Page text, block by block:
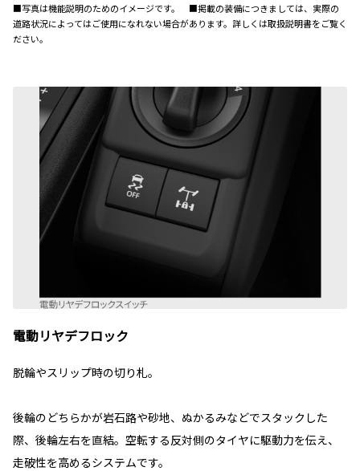
■写真は機能説明のためのイメージです。 ■掲載の装備につきましては、実際の
道路状況によってはご使用になれない場合があります。詳しくは取扱説明書をご覧く
ださい。
電動リヤデフロック
脱輪やスリップ時の切り札。
後輪のどちらかが岩石路や砂地、ぬかるみなどでスタックした
際、後輪左右を直結。空転する反対側のタイヤに駆動力を伝え、
走破性を高めるシステムです。